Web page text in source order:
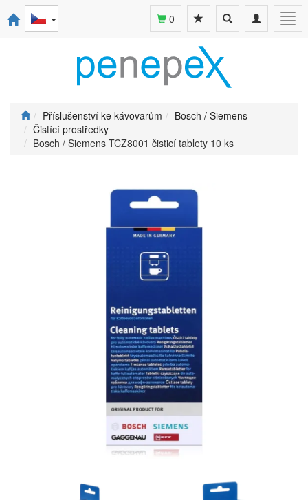
Toggle
navigation
Toggle
search
0
Příslušenství ke kávovarům
Bosch / Siemens
Čistící prostředky
Bosch / Siemens TCZ8001 čisticí tablety 10 ks